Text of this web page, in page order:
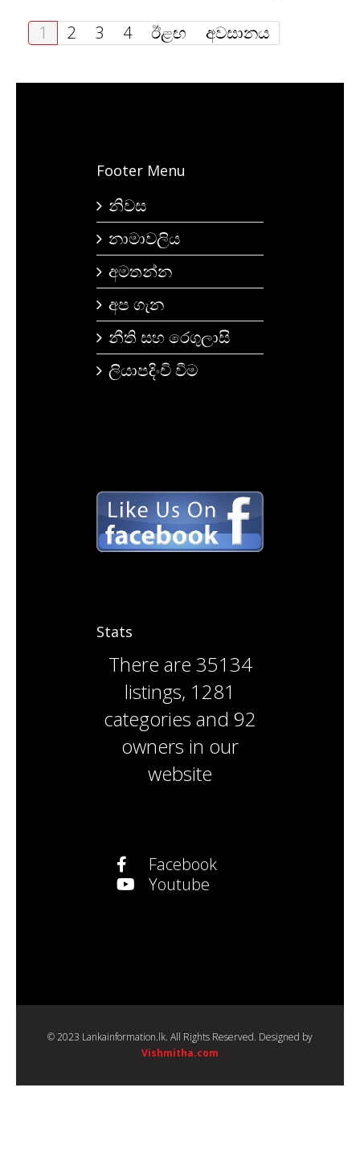
1 2 3 4 ඊළඟ අවසානය
Footer Menu
නිවස
නාමාවලිය
අමතන්න
අප ගැන
නීති සහ රෙගුලාසි
ලියාපදිංචි වීම
Stats
There are 35134
listings, 1281
categories and 92
owners in our
website
Facebook
Youtube
© 2023 Lankainformation.lk. All Rights Reserved. Designed by
Vishmitha.com